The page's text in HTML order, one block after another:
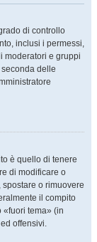
di controllo
inclusi i permessi,
moderatori e gruppi
delle
è quello di tenere
di modificare o
o rimuovere
il compito
tema» (in
offensivi.